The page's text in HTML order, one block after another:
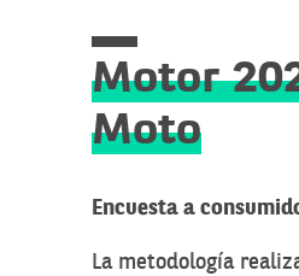
Motor
Moto
Encuesta a
La metodología